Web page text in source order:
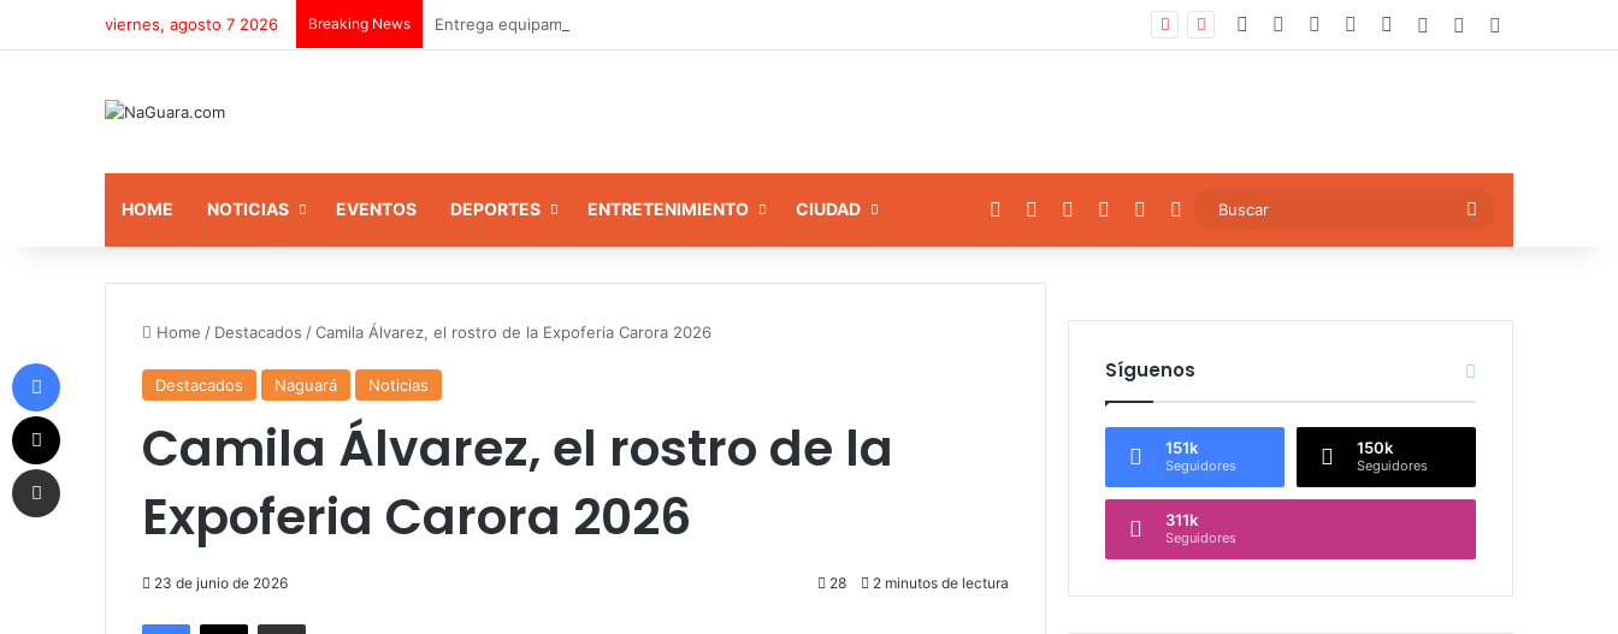
viernes, agosto 7 2026 Breaking News Entrega equipamiento a 8 instituciones educativas en Tamaca Facebook YouTubeInstagram
TikTokLog InArtículo
HOME NOTICIAS EVENTOS DEPORTES ENTRETENIMIENTO CIUDAD Facebook YouTubeInstagram
TikTokArtículo aleatorio Buscar
Home / Destacados /Camila Álvarez, el rostro de la Expoferia Carora 2026
Destacados Naguará Noticias
Camila Álvarez, el rostro de la
Expoferia Carora 2026
23 de junio de 2026 28 2 minutos de lectura
Facebook
X Compartir por correo electrónico
Síguenos
151k
Seguidores
150k
Seguidores
311k
Seguidores